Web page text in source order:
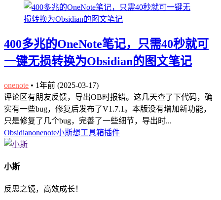
400多兆的OneNote笔记，只需40秒就可
一键无损转换为Obsidian的图文笔记
onenote • 1年前 (2025-03-17)
评论区有朋友反馈，导出OB时报错。这几天查了下代码，确
实有一些bug，修复后发布了V1.7.1。本版没有增加新功能，
只是修复了几个bug，完善了一些细节，导出时...
Obsidianonenote小斯想工具箱插件
小斯
反思之镜，高效成长！